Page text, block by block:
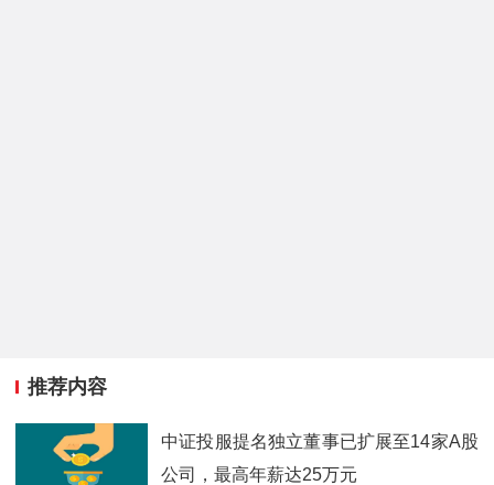
推荐内容
中证投服提名独立董事已扩展至14家A股
公司，最高年薪达25万元